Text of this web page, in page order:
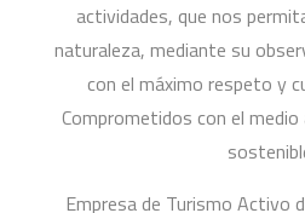
actividades, que nos
naturaleza, mediante su
con el máximo respeto y
Comprometidos con el
Empresa de Turismo Activo